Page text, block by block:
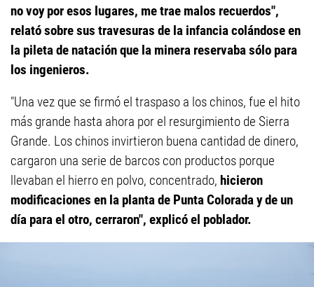
no voy por esos lugares, me trae malos recuerdos",
relató sobre sus travesuras de la infancia colándose en
la pileta de natación que la minera reservaba sólo para
los ingenieros.
"Una vez que se firmó el traspaso a los chinos, fue el hito
más grande hasta ahora por el resurgimiento de Sierra
Grande. Los chinos invirtieron buena cantidad de dinero,
cargaron una serie de barcos con productos porque
llevaban el hierro en polvo, concentrado, hicieron
modificaciones en la planta de Punta Colorada y de un
día para el otro, cerraron", explicó el poblador.